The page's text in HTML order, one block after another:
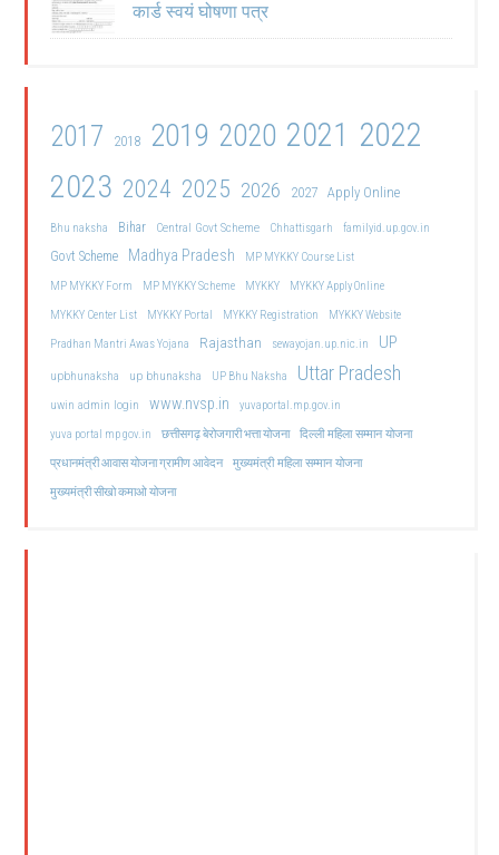
कार्ड स्वयं घोषणा पत्र
2017 2018 2019 2020 2021 2022
2023 2024 2025 2026 2027 Apply Online
Bhu naksha Bihar Central Govt Scheme Chhattisgarh familyid.up.gov.in
Govt Scheme Madhya Pradesh
MP MYKKY Course List
MP MYKKY Form
MP MYKKY Scheme MYKKY
MYKKY Apply Online
MYKKY Center List
MYKKY Portal MYKKY Registration
MYKKY Website
Pradhan Mantri Awas Yojana
Rajasthan sewayojan.up.nic.in UP
upbhunaksha up bhunaksha UP Bhu Naksha Uttar Pradesh
uwin admin login www.nvsp.in
yuvaportal.mp.gov.in
yuva portal mp gov.in
छत्तीसगढ़ बेरोजगारी भत्ता योजना दिल्ली महिला सम्मान योजना
प्रधानमंत्री आवास योजना ग्रामीण आवेदन मुख्यमंत्री महिला सम्मान योजना
मुख्यमंत्री सीखो कमाओ योजना